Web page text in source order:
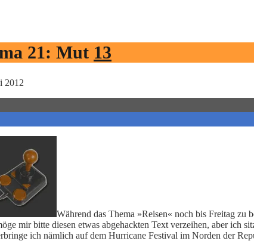
21: Mut 13
2012
Während das Thema »Reisen« noch bis Freitag zu
mir bitte diesen etwas abgehackten Text verzeihen, aber
ich nämlich auf dem Hurricane Festival im Norden der